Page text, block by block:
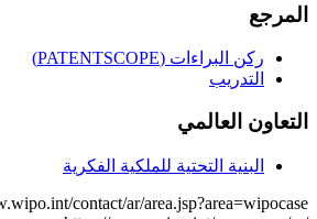
المرجع
ركن البراءات (PATENTSCOPE)
التدريب
التعاون العالمي
البنية التحتية للملكية الفكرية
contact/ar/area.jsp?area=wipocase